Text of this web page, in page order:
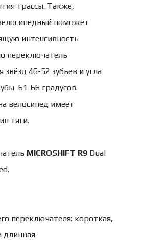
трассы. Также,
поможет
интенсивность
переключатель
звёзд 46-52 зубьев и угла
61-66 градусов.
велосипед имеет
тяги.
MICROSHIFT R9 Dual
переключателя: короткая,
длинная